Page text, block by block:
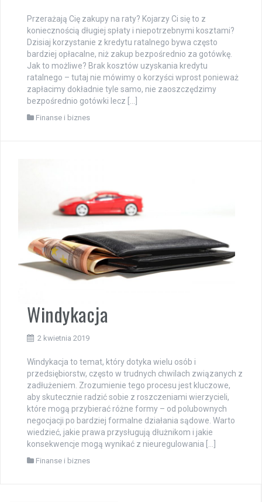
Przerażają Cię zakupy na raty? Kojarzy Ci się to z
koniecznością długiej spłaty i niepotrzebnymi kosztami?
Dzisiaj korzystanie z kredytu ratalnego bywa często
bardziej opłacalne, niż zakup bezpośrednio za gotówkę.
Jak to możliwe? Brak kosztów uzyskania kredytu
ratalnego – tutaj nie mówimy o korzyści wprost ponieważ
zapłacimy dokładnie tyle samo, nie zaoszczędzimy
bezpośrednio gotówki lecz […]
Finanse i biznes
Windykacja
2 kwietnia 2019
Windykacja to temat, który dotyka wielu osób i
przedsiębiorstw, często w trudnych chwilach związanych z
zadłużeniem. Zrozumienie tego procesu jest kluczowe,
aby skutecznie radzić sobie z roszczeniami wierzycieli,
które mogą przybierać różne formy – od polubownych
negocjacji po bardziej formalne działania sądowe. Warto
wiedzieć, jakie prawa przysługują dłużnikom i jakie
konsekwencje mogą wynikać z nieuregulowania […]
Finanse i biznes